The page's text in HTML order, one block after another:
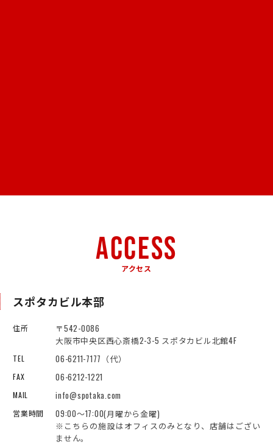
ACCESS
アクセス
スポタカビル本部
住所
〒542-0086
大阪市中央区西心斎橋2-3-5 スポタカビル北館4F
TEL 06-6211-7177（代）
FAX 06-6212-1221
MAIL info@spotaka.com
営業時間
09:00～17:00(月曜から金曜)
※こちらの施設はオフィスのみとなり、店舗はござい
ません。